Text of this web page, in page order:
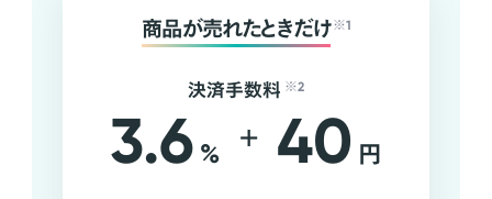
商品が売れたときだけ ※1
決済手数料 ※2
3.6 % + 40 円